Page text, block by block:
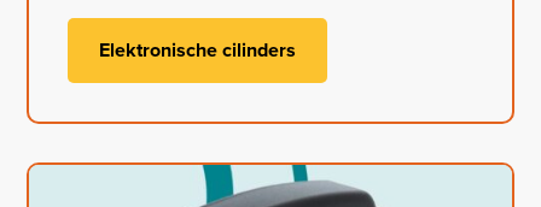
Elektronische cilinders